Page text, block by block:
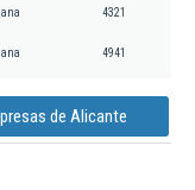
4321
4941
de Alicante